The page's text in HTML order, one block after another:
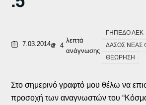
7.03.2014 4
λεπτά
ανάγνωσης
ΓΗΠΕΔΟ ΑΕΚ
ΔΑΣΟΣ ΝΕΑΣ
ΘΕΩΡΗΣΗ
Στο σημερινό γραφτό μου θέλω να
προσοχή των αναγνωστών του